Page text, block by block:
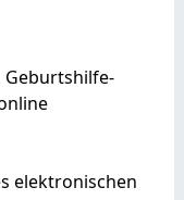
Geburtshilfe-
elektronischen